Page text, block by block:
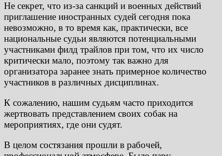
Не секрет, что из-за санкций и военных действий
приглашение иностранных судей сегодня пока
невозможно, в то время как, практически, все
национальные судьи являются потенциальными
участниками филд трайлов при том, что их число
критически мало, поэтому так важно для
организатора заранее знать примерное количество
участников в различных дисциплинах.
К сожалению, нашим судьям часто приходится
жертвовать представлением своих собак на
мероприятиях, где они судят.
В целом состязания прошли в рабочей,